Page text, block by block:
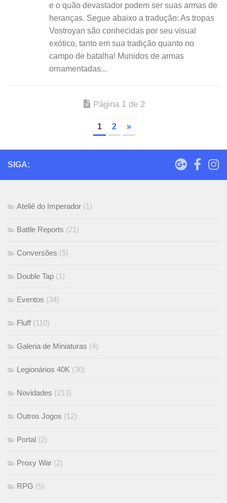
e o quão devastador podem ser suas armas de
heranças. Segue abaixo a tradução: As tropas
Vostroyan são conhecidas por seu visual
exótico, tanto em sua tradição quanto no
campo de batalha! Munidos de armas
ornamentadas...
Página 1 de 2
1 2 »
SIGA:
Ateliê do Imperador (1)
Battle Reports (21)
Conversões (5)
Double Tap (1)
Eventos (34)
Fluff (110)
Galeria de Miniaturas (4)
Legionários 40K (30)
Novidades (213)
Outros Jogos (12)
Portal (2)
Proxy War (2)
RPG (5)